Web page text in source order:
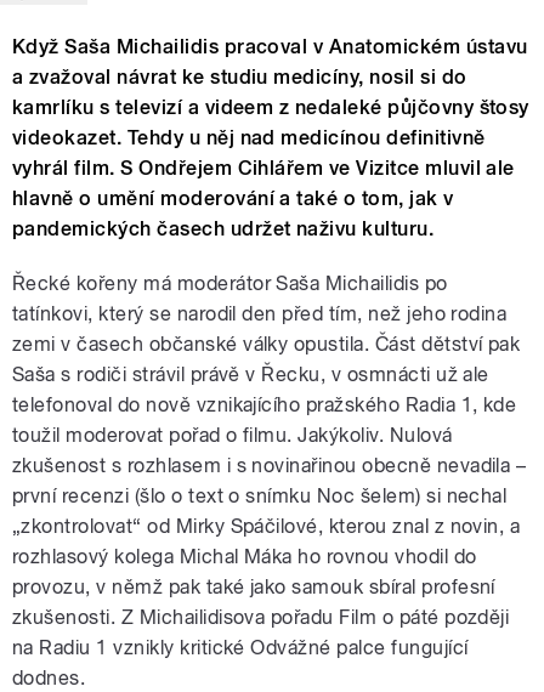
Když Saša Michailidis pracoval v Anatomickém ústavu
a zvažoval návrat ke studiu medicíny, nosil si do
kamrlíku s televizí a videem z nedaleké půjčovny štosy
videokazet. Tehdy u něj nad medicínou definitivně
vyhrál film. S Ondřejem Cihlářem ve Vizitce mluvil ale
hlavně o umění moderování a také o tom, jak v
pandemických časech udržet naživu kulturu.
Řecké kořeny má moderátor Saša Michailidis po
tatínkovi, který se narodil den před tím, než jeho rodina
zemi v časech občanské války opustila. Část dětství pak
Saša s rodiči strávil právě v Řecku, v osmnácti už ale
telefonoval do nově vznikajícího pražského Radia 1, kde
toužil moderovat pořad o filmu. Jakýkoliv. Nulová
zkušenost s rozhlasem i s novinařinou obecně nevadila –
první recenzi (šlo o text o snímku Noc šelem) si nechal
„zkontrolovat“ od Mirky Spáčilové, kterou znal z novin, a
rozhlasový kolega Michal Máka ho rovnou vhodil do
provozu, v němž pak také jako samouk sbíral profesní
zkušenosti. Z Michailidisova pořadu Film o páté později
na Radiu 1 vznikly kritické Odvážné palce fungující
dodnes.